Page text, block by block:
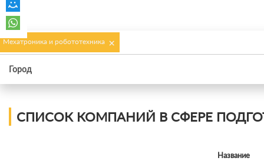
СПИСОК КОМПАНИЙ В СФЕРЕ
Название
Мехатроника и робототехника ×
Город